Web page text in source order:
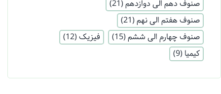
صنوف دهم الی دوازدهم (21)
صنوف هفتم الی نهم (21)
صنوف چهارم الی ششم (15) فیزیک (12)
کیمیا (9)